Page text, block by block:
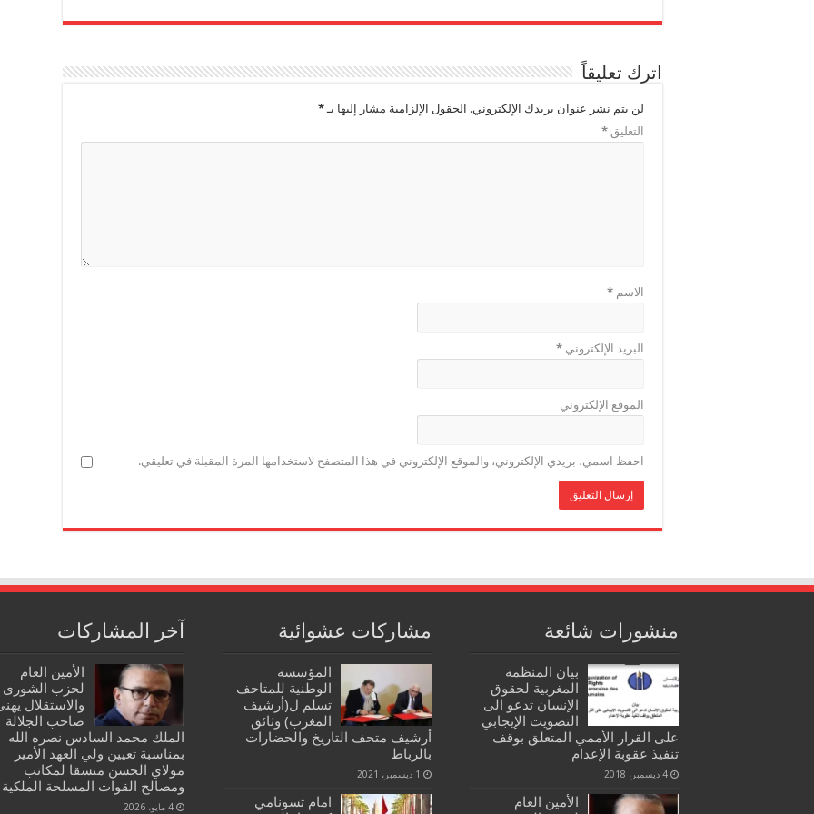
اترك تعليقاً
لن يتم نشر عنوان بريدك الإلكتروني. الحقول الإلزامية مشار إليها بـ*
التعليق *
الاسم *
البريد الإلكتروني *
الموقع الإلكتروني
احفظ اسمي، بريدي الإلكتروني، والموقع الإلكتروني في هذا المتصفح لاستخدامها المرة المقبلة في تعليقي.
منشورات شائعة
بيان المنظمة
المغربية لحقوق
الإنسان تدعو الى
التصويت الإيجابي
على القرار الأممي المتعلق بوقف
تنفيذ عقوبة الإعدام
4 ديسمبر، 2018
الأمين العام
مشاركات عشوائية
المؤسسة
الوطنية للمتاحف
تسلم ل(أرشيف
المغرب) وثائق
أرشيف متحف التاريخ والحضارات
بالرباط
1 ديسمبر، 2021
امام تسونامي
آخر المشاركات
الأمين العام
لحزب الشورى
والاستقلال
صاحب الجلالة
الملك محمد السادس نصره الله
بمناسبة تعيين ولي العهد الأمير
مولاي الحسن منسقا لمكاتب
ومصالح القوات المسلحة الملكية
4 مايو، 2026